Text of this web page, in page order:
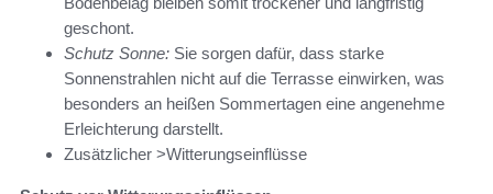
geschont.
Schutz Sonne: Sie sorgen dafür, dass starke
Sonnenstrahlen nicht auf die Terrasse einwirken, was
besonders an heißen Sommertagen eine angenehme
Erleichterung darstellt.
Zusätzlicher >Witterungseinflüsse